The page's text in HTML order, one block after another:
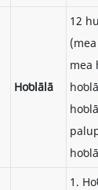
Hoʻolālā
12
(mea
mea
1.